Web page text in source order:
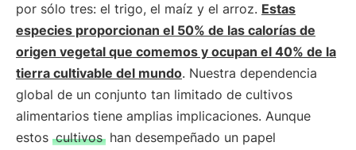
por sólo tres: el trigo, el maíz y el arroz. Estas
especies proporcionan el 50% de las calorías de
origen vegetal que comemos y ocupan el 40% de la
tierra cultivable del mundo. Nuestra dependencia
global de un conjunto tan limitado de cultivos
alimentarios tiene amplias implicaciones. Aunque
estos cultivos han desempeñado un papel